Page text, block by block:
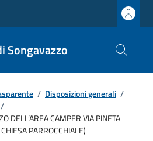
Songavazzo
/ Disposizioni generali /
/
DELL’AREA CAMPER VIA PINETA
PARROCCHIALE)